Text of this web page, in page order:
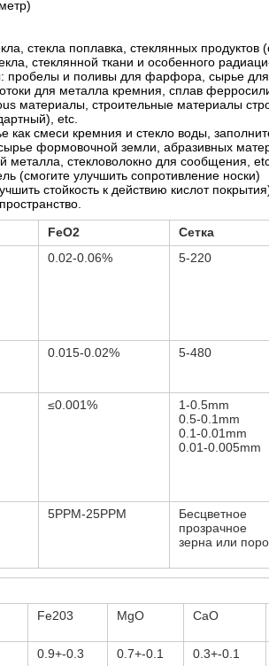
стекла поплавка, стеклянных
стеклянной ткани и особенного
пробелы и поливы для фарфора, сырье
для металла кремния, сплав
материалы, строительные материалы
etc.
как смеси кремния и стекло воды,
формовочной земли, абразивных
металла, стекловолокно для сообщения,
(смогите улучшить сопротивление носки)
стойкость к действию кислот
FeO2 Сетка
0.02-0.06% 5-220
0.015-0.02% 5-480
≤0.001%
1-0.5mm
0.5-0.1mm
0.1-0.01mm
0.01-0.005mm
5PPM-25PPM
Бесцветное
прозрачное
зерна или
Fe203 MgO CaO
0.9+-0.3 0.7+-0.1 0.3+-0.1